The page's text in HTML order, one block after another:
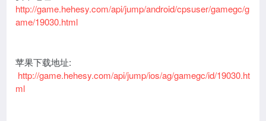
http://game.hehesy.com/api/jump/android/cpsuser/gamegc/g
ame/19030.html
苹果下载地址:
http://game.hehesy.com/api/jump/ios/ag/gamegc/id/19030.ht
ml